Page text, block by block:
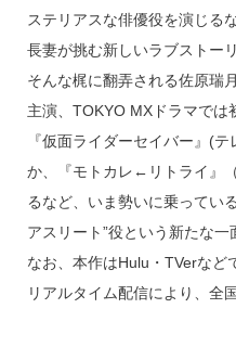
ステリアスな俳優役を演じる
長妻が挑む新しいラブストー
そんな梶に翻弄される佐原瑞
主演、TOKYO MXドラマでは
『仮面ライダーセイバー』(
か、『モトカレ←リトライ』
るなど、いま勢いに乗ってい
アスリート”役という新たな一
なお、本作はHulu・TVerなど
リアルタイム配信により、全